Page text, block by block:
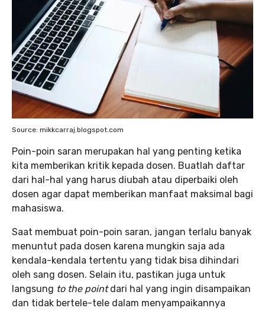
Source: mikkcarraj.blogspot.com
Poin-poin saran merupakan hal yang penting ketika
kita memberikan kritik kepada dosen. Buatlah daftar
dari hal-hal yang harus diubah atau diperbaiki oleh
dosen agar dapat memberikan manfaat maksimal bagi
mahasiswa.
Saat membuat poin-poin saran, jangan terlalu banyak
menuntut pada dosen karena mungkin saja ada
kendala-kendala tertentu yang tidak bisa dihindari
oleh sang dosen. Selain itu, pastikan juga untuk
langsung to the pointdari hal yang ingin disampaikan
dan tidak bertele-tele dalam menyampaikannya